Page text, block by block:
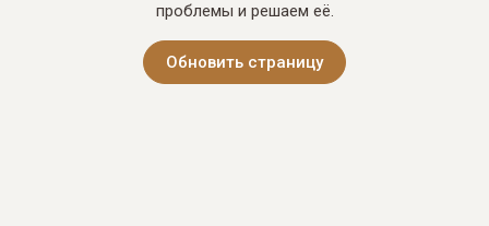
проблемы и решаем её.
Обновить страницу